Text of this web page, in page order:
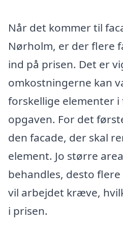
Når det kommer til
Nørholm, er der flere
ind på prisen. Det er
omkostningerne kan
forskellige elementer
opgaven. For det
den facade, der skal
element. Jo større
behandles, desto
vil arbejdet kræve,
i prisen.